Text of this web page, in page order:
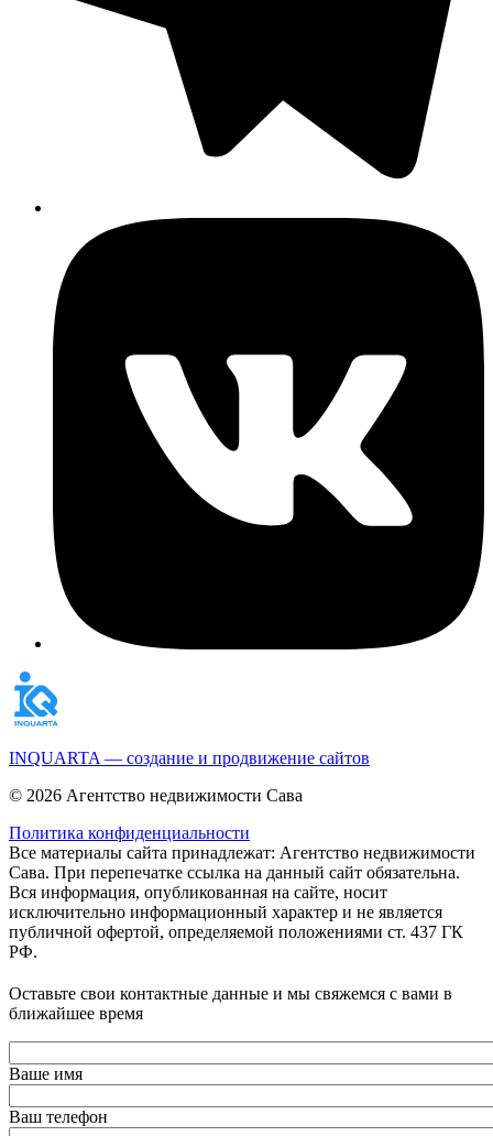
INQUARTA — создание и продвижение сайтов
© 2026 Агентство недвижимости Сава
Политика конфиденциальности
Все материалы сайта принадлежат: Агентство недвижимости
Сава. При перепечатке ссылка на данный сайт обязательна.
Вся информация, опубликованная на сайте, носит
исключительно информационный характер и не является
публичной офертой, определяемой положениями ст. 437 ГК
РФ.
Оставьте свои контактные данные и мы свяжемся с вами в
ближайшее время
Ваше имя
Ваш телефон